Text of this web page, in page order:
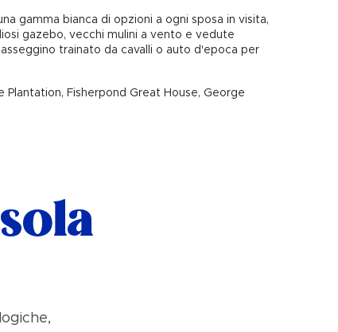
gamma bianca di opzioni a ogni sposa in visita,
gazebo, vecchi mulini a vento e vedute
trainato da cavalli o auto d'epoca per
Plantation, Fisherpond Great House, George